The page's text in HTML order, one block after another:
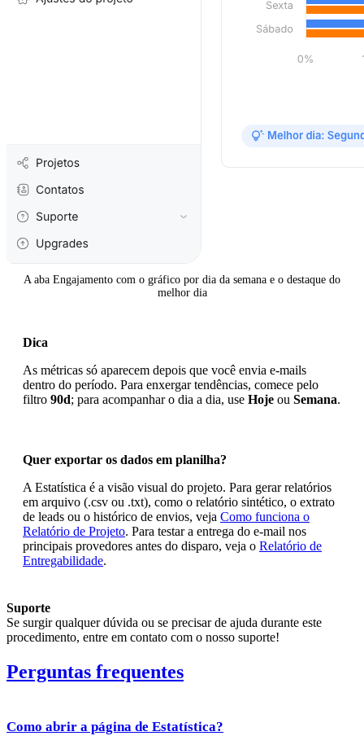
A aba Engajamento com o gráfico por dia da semana e o destaque do
melhor dia
Dica
As métricas só aparecem depois que você envia e-mails
dentro do período. Para enxergar tendências, comece pelo
filtro 90d; para acompanhar o dia a dia, use Hoje ou Semana.
Quer exportar os dados em planilha?
A Estatística é a visão visual do projeto. Para gerar relatórios
em arquivo (.csv ou .txt), como o relatório sintético, o extrato
de leads ou o histórico de envios, veja Como funciona o
Relatório de Projeto. Para testar a entrega do e-mail nos
principais provedores antes do disparo, veja o Relatório de
Entregabilidade.
Suporte
Se surgir qualquer dúvida ou se precisar de ajuda durante este
procedimento, entre em contato com o nosso suporte!
Perguntas frequentes
Como abrir a página de Estatística?